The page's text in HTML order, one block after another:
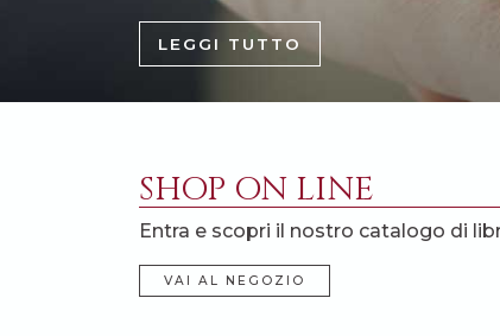
LEGGI TUTTO
SHOP ON LINE
Entra e scopri il nostro catalogo di
VAI AL NEGOZIO